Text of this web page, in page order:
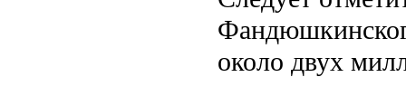
около двух